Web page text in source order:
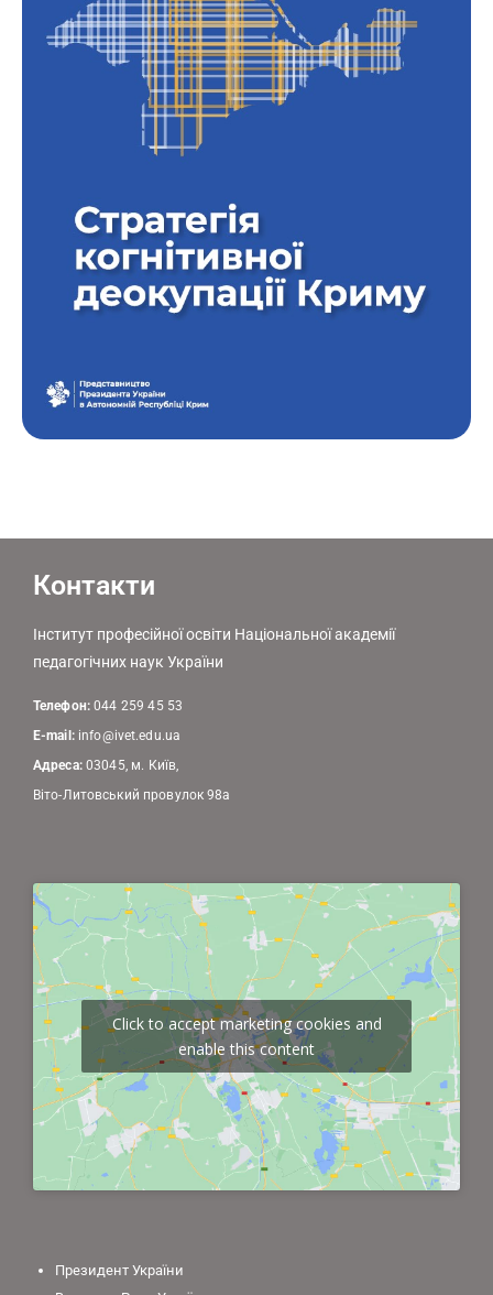
Контакти
Інститут професійної освіти Національної академії
педагогічних наук України
Телефон:044 259 45 53
E-mail: info@ivet.edu.ua
Адреса:03045, м. Київ,
Віто-Литовський провулок 98а
Click to accept marketing cookies and
enable this content
Президент України